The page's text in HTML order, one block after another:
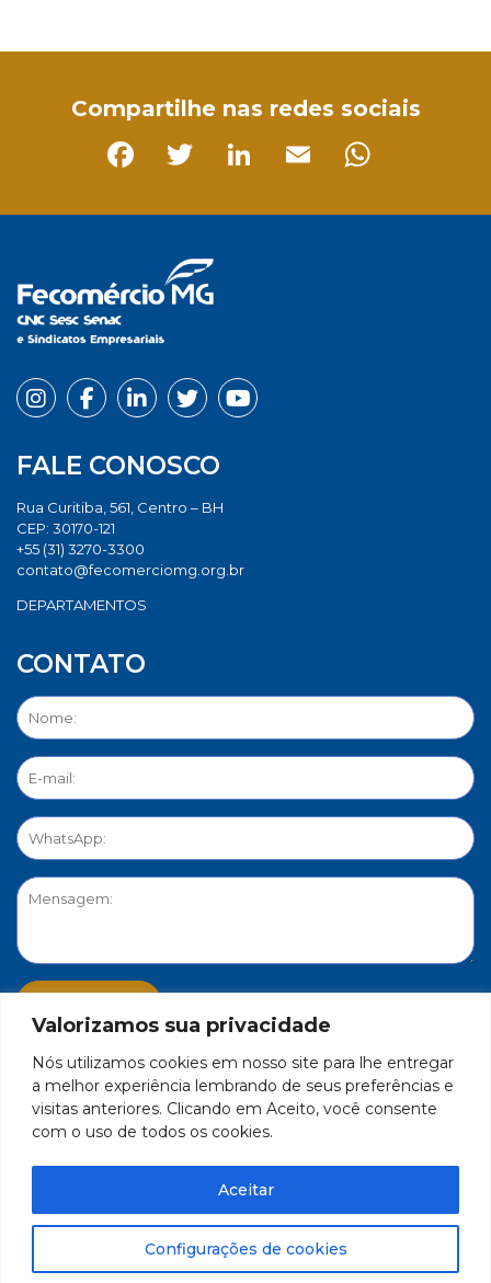
Valorizamos sua privacidade
Nós utilizamos cookies em nosso site para lhe entregar
a melhor experiência lembrando de seus preferências e
visitas anteriores. Clicando em Aceito, você consente
com o uso de todos os cookies.
Configurações de cookies
Aceitar
Compartilhe nas redes sociais
FALE CONOSCO
Rua Curitiba, 561, Centro – BH
CEP: 30170-121
+55 (31) 3270-3300
contato@fecomerciomg.org.br
DEPARTAMENTOS
CONTATO
PORTAL DE PRIVACIDADE
17.271.982/0001-59